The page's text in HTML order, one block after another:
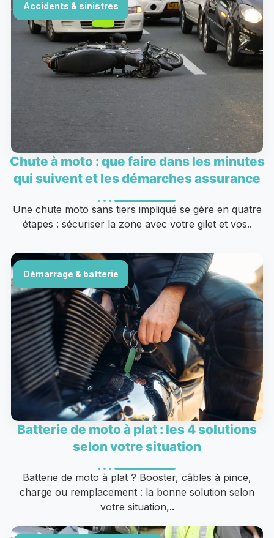
Accidents & sinistres
Chute à moto : que faire dans les minutes
qui suivent et les démarches assurance
Une chute moto sans tiers impliqué se gère en quatre
étapes : sécuriser la zone avec votre gilet et vos..
Démarrage & batterie
Batterie de moto à plat : les 4 solutions
selon votre situation
Batterie de moto à plat ? Booster, câbles à pince,
charge ou remplacement : la bonne solution selon
votre situation,..